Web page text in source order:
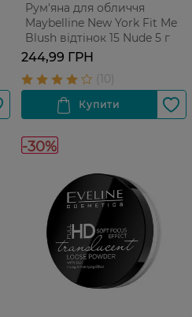
Рум'яна для обличчя
Maybelline New York Fit Me
Blush відтінок 15 Nude 5 г
244,99 ГРН
-30%